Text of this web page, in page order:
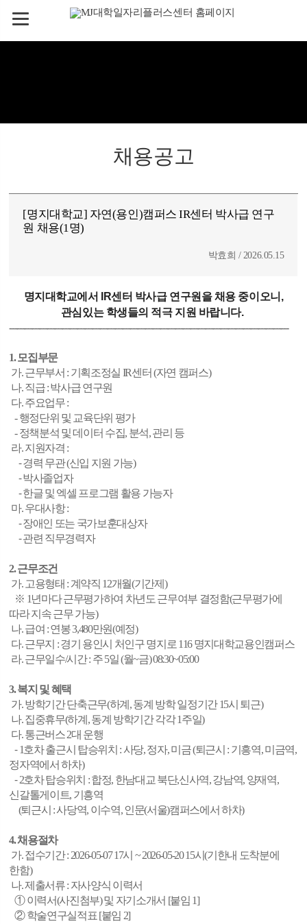
채용공고
[명지대학교] 자연(용인)캠퍼스 IR센터 박사급 연구
원 채용(1명)
박효희 / 2026.05.15
명지대학교에서 IR센터 박사급 연구원을 채용 중이오니,
관심있는 학생들의 적극 지원 바랍니다.
---------------------------------------------------------------------------------------------------------------
1. 모집부문
가. 근무부서 : 기획조정실 IR센터 (자연 캠퍼스)
나. 직급 : 박사급 연구원
다. 주요업무 :
- 행정단위 및 교육단위 평가
- 정책분석 및 데이터 수집, 분석, 관리 등
라. 지원자격 :
⁃ 경력 무관 (신입 지원 가능)
⁃ 박사졸업자
⁃ 한글 및 엑셀 프로그램 활용 가능자
마. 우대사항 :
⁃ 장애인 또는 국가보훈대상자
⁃ 관련 직무경력자
2. 근무조건
가. 고용형태 : 계약직 12개월(기간제)
※ 1년마다 근무평가하여 차년도 근무여부 결정함(근무평가에
따라 지속 근무 가능)
나. 급여 : 연봉 3,480만원(예정)
다. 근무지 : 경기 용인시 처인구 명지로 116 명지대학교용인캠퍼스
라. 근무일수/시간 : 주 5일 (월~금) 08:30~05:00
3. 복지 및 혜택
가. 방학기간 단축근무(하계, 동계 방학 일정기간 15시 퇴근)
나. 집중휴무(하계, 동계 방학기간 각각 1주일)
다. 통근버스 2대 운행
⁃ 1호차 출근시 탑승위치 : 사당, 정자, 미금 (퇴근시 : 기흥역, 미금역,
정자역에서 하차)
⁃ 2호차 탑승위치 : 합정, 한남대교 북단,신사역, 강남역, 양재역,
신갈톨게이트, 기흥역
(퇴근시 : 사당역, 이수역, 인문(서울)캠퍼스에서 하차)
4. 채용절차
가. 접수기간 : 2026-05-07 17시 ~ 2026-05-20 15시(기한내 도착분에
한함)
나. 제출서류 : 자사양식 이력서
① 이력서(사진첨부) 및 자기소개서 [붙임 1]
② 학술연구실적표 [붙임 2]